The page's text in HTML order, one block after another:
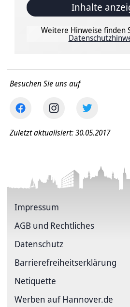
Inhalte
Weitere Hinweise finden
Besuchen Sie uns auf
Zuletzt aktualisiert: 30.05.2017
Impressum
AGB und Rechtliches
Datenschutz
Barriere­freiheits­erklärung
Netiquette
Werben auf Hannover.de